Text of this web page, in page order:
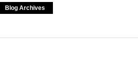
Blog Archives